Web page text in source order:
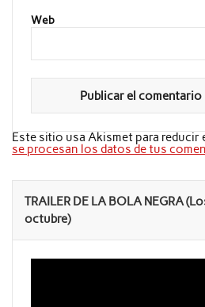
Web
Este sitio usa Akismet para reducir
se procesan los datos de tus
TRAILER DE LA BOLA NEGRA
octubre)
Reproductor